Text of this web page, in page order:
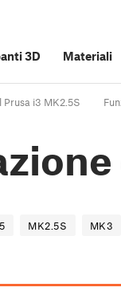
3D Materiali
Prusa i3 MK2.5S
MK2.5S MK3